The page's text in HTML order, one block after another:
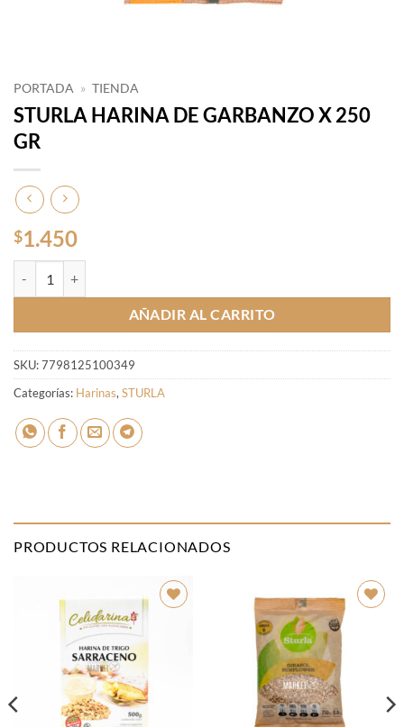
PORTADA » TIENDA
STURLA HARINA DE GARBANZO X 250
GR
$1.450
AÑADIR AL CARRITO
SKU:7798125100349
Categorías: Harinas,STURLA
PRODUCTOS RELACIONADOS